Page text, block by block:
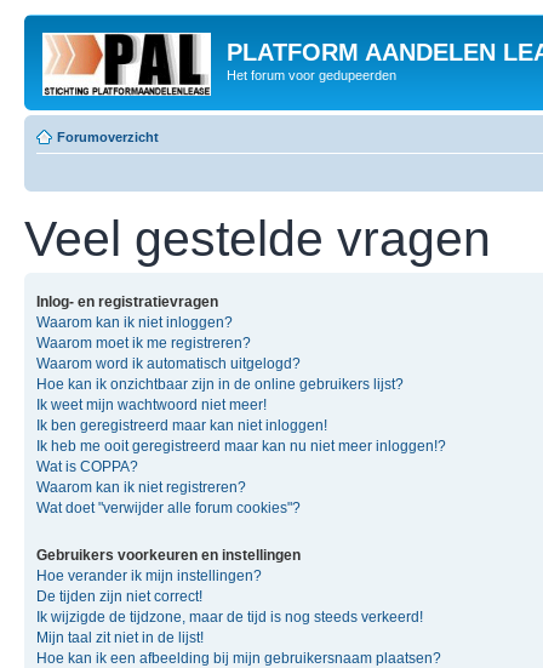
PLATFORM AANDELEN
Het forum voor gedupeerden
Forumoverzicht
Veel gestelde vragen
Inlog- en registratievragen
Waarom kan ik niet inloggen?
Waarom moet ik me registreren?
Waarom word ik automatisch uitgelogd?
Hoe kan ik onzichtbaar zijn in de online gebruikers lijst?
Ik weet mijn wachtwoord niet meer!
Ik ben geregistreerd maar kan niet inloggen!
Ik heb me ooit geregistreerd maar kan nu niet meer inloggen!?
Wat is COPPA?
Waarom kan ik niet registreren?
Wat doet "verwijder alle forum cookies"?
Gebruikers voorkeuren en instellingen
Hoe verander ik mijn instellingen?
De tijden zijn niet correct!
Ik wijzigde de tijdzone, maar de tijd is nog steeds verkeerd!
Mijn taal zit niet in de lijst!
Hoe kan ik een afbeelding bij mijn gebruikersnaam plaatsen?